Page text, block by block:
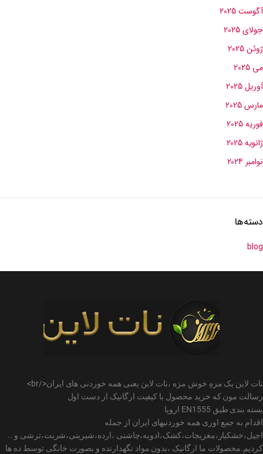
آگوست 2025
جولای 2025
ژوئن 2025
می 2025
آوریل 2025
مارس 2025
فوریه 2025
ژانویه 2025
نوامبر 2024
دسته‌ها
blog
نات لاین یک مزهِ خوش مزه ،نات لاین یعنی همه خوردنی های ایران</br>
رسالت مون که خرید محصول با کیفیت ارگانیک از دست اول
بسته بندی طبق EN1555 اروپا
اقدام به جمع اوری همه خوردنیهای ایران از جمله
اجیل،خشکبار،مغزیجات،کشک،ادویه،چاشنی ،ارده،شیرینی،شربت،ترشی و ..
کردیم.محصولات ما ارگانیک ،بدون مواد نگهدارنده و بصورت خانگی توسط ده ها